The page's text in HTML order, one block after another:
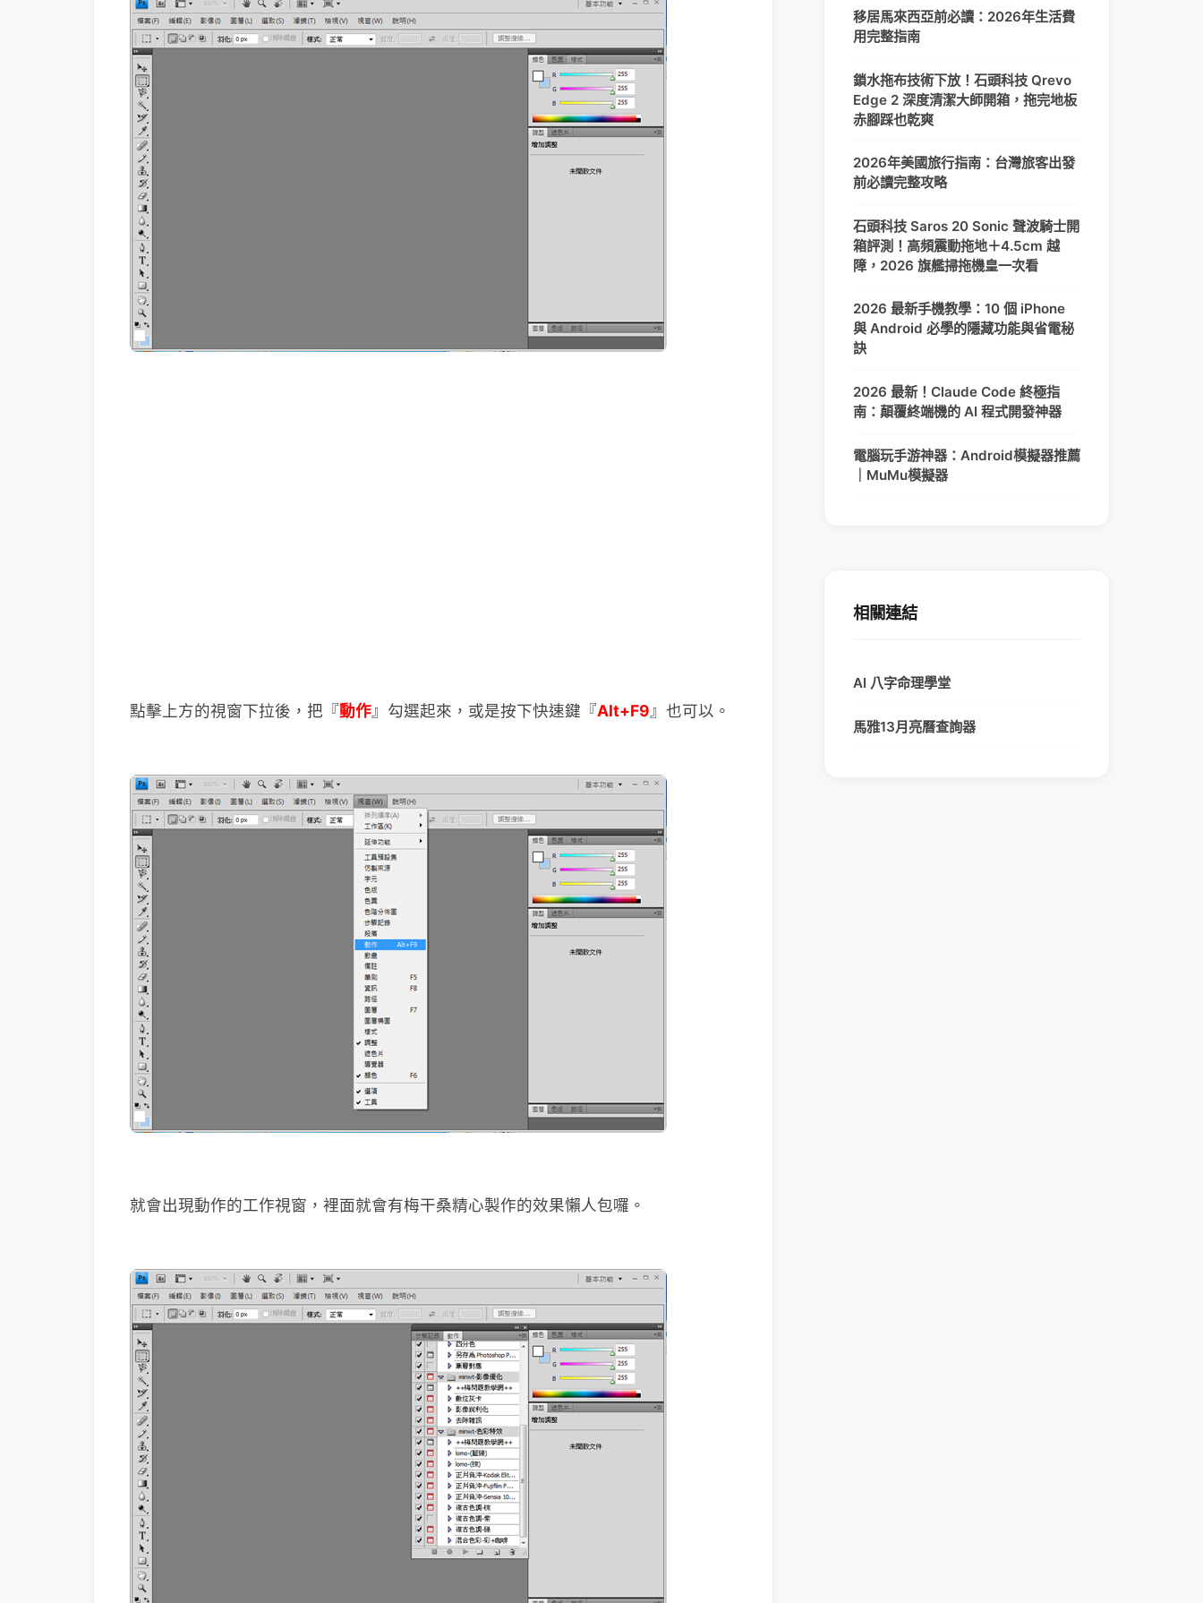
點擊上方的視窗下拉後，把『動作』勾選起來，或是按下快速鍵『Alt+F9 』也可以。
就會出現動作的工作視窗，裡面就會有梅干桑精心製作的效果懶人包囉。
移居馬來西亞前必讀：2026年生活費
用完整指南
鎖水拖布技術下放！石頭科技 Qrevo
Edge 2 深度清潔大師開箱，拖完地板
赤腳踩也乾爽
2026年美國旅行指南：台灣旅客出發
前必讀完整攻略
石頭科技 Saros 20 Sonic 聲波騎士開
箱評測！高頻震動拖地＋4.5cm 越
障，2026 旗艦掃拖機皇一次看
2026 最新手機教學：10 個 iPhone
與 Android 必學的隱藏功能與省電秘
訣
2026 最新！Claude Code 終極指
南：顛覆終端機的 AI 程式開發神器
電腦玩手游神器：Android模擬器推薦
｜MuMu模擬器
相關連結
AI 八字命理學堂
馬雅13月亮曆查詢器